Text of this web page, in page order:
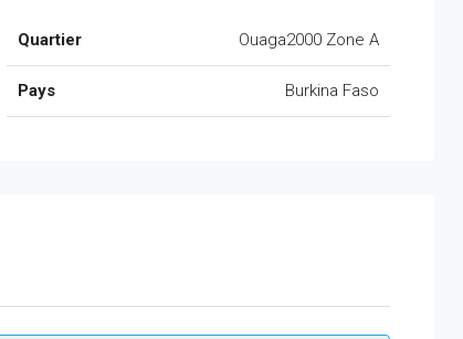
Quartier Ouaga2000 Zone A
Pays Burkina Faso